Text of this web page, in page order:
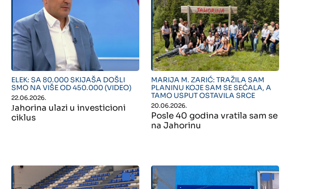
" alt="">
ELEK: SA 80.000 SKIJAŠA DOŠLI
SMO NA VIŠE OD 450.000 (VIDEO)
22.06.2026.
Јahorina ulazi u investicioni
ciklus
" alt="">
MARIJA M. ZARIĆ: TRAŽILA SAM
PLANINU KOJE SAM SE SEĆALA, A
TAMO USPUT OSTAVILA SRCE
20.06.2026.
Posle 40 godina vratila sam se
na Jahorinu